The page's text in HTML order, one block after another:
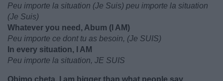
Peu importe la situation (Je Suis) peu importe la situation
(Je Suis)
Whatever you need, Abum (I AM)
Peu importe ce dont tu as besoin, (Je SUIS)
In every situation, I AM
Peu importe la situation, JE SUIS
Obimo cheta, I am bigger than what people say